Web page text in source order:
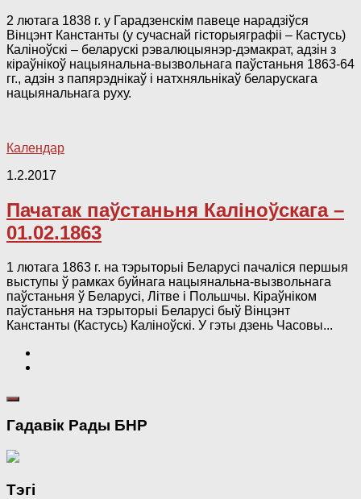
2 лютага 1838 г. у Гарадзенскім павеце нарадзіўся
Вінцэнт Канстанты (у сучаснай гісторыяграфіі – Кастусь)
Каліноўскі – беларускі рэвалюцыянэр-дэмакрат, адзін з
кіраўнікоў нацыянальна-вызвольнага паўстаньня 1863-64
гг., адзін з папярэднікаў і натхняльнікаў беларускага
нацыянальнага руху.
Календар
1.2.2017
Пачатак паўстаньня Каліноўскага –
01.02.1863
1 лютага 1863 г. на тэрыторыі Беларусі пачаліся першыя
выступы ў рамках буйнага нацыянальна-вызвольнага
паўстаньня ў Беларусі, Літве і Польшчы. Кіраўніком
паўстаньня на тэрыторыі Беларусі быў Вінцэнт
Канстанты (Кастусь) Каліноўскі. У гэты дзень Часовы...
Гадавік Рады БНР
Тэгі